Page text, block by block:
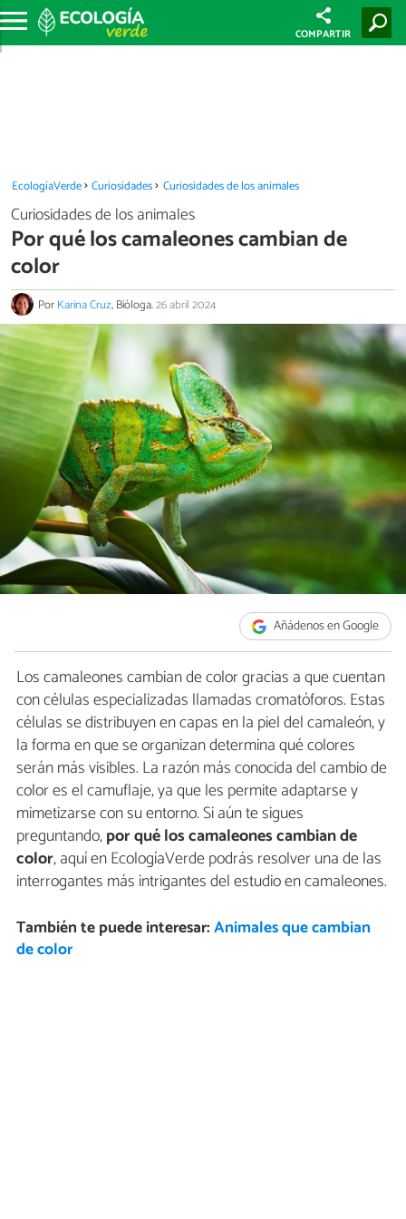
COMPARTIR
EcologíaVerde Curiosidades Curiosidades de los animales
Curiosidades de los animales
Por qué los camaleones cambian de
color
PorKarina Cruz, Bióloga.26 abril 2024
Añádenos en Google
Los camaleones cambian de color gracias a que cuentan
con células especializadas llamadas cromatóforos. Estas
células se distribuyen en capas en la piel del camaleón, y
la forma en que se organizan determina qué colores
serán más visibles. La razón más conocida del cambio de
color es el camuflaje, ya que les permite adaptarse y
mimetizarse con su entorno. Si aún te sigues
preguntando,por qué los camaleones cambian de
color, aquí en EcologíaVerde podrás resolver una de las
interrogantes más intrigantes del estudio en camaleones.
También te puede interesar:Animales que cambian
de color